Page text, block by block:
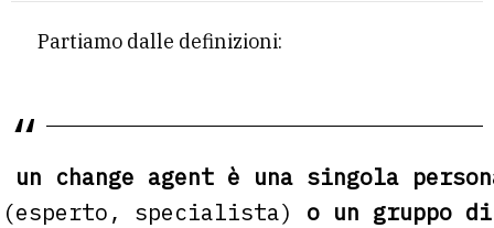
Partiamo dalle definizioni:
un change agent è una singola
(esperto, specialista) o un gruppo di